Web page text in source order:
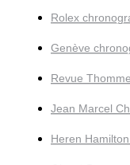
Rolex
Genève
Revue
Jean Marcel
Heren